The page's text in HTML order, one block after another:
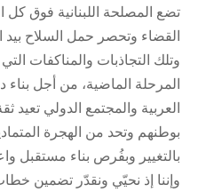
تضع المصلحة اللبنانية فوق كل
القضاء وتحصر حمل السلاح بيد
وتلك التجاذبات والمناكفات
المرحلة الماضية، من أجل
العربية والمجتمع الدولي تعيد
بوطنهم وتحد من الهجرة
بالتغيير وبفُرص بناء مستقبل
وإننا إذ نحيّي ونقدّر تضمين